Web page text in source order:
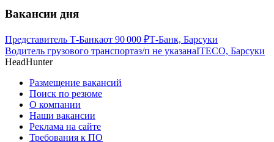
Вакансии дня
Представитель Т-Банкаот 90 000 ₽Т-Банк, Барсуки
Водитель грузового транспортаз/п не указанаITECO, Барсуки
HeadHunter
Размещение вакансий
Поиск по резюме
О компании
Наши вакансии
Реклама на сайте
Требования к ПО